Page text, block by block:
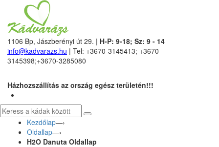
1106 Bp, Jászberényi út 29. | H-P: 9-18; Sz: 9 - 14
info@kadvarazs.hu | Tel: +3670-3145413; +3670-
3145398;+3670-3285080
Házhozszállítás az ország egész területén!!!
Kezdőlap—›
Oldallap—›
H2O Danuta Oldallap